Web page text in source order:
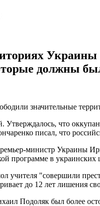
должны
значительные
Утверждалось, что
писал, что
министр Украины
программе в украинских
"совершили
до 12 лет лишения
Подоляк был более